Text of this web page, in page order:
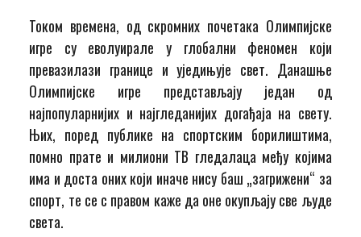
Током времена, од скромних почетака Олимпијске
игре су еволуирале у глобални феномен који
превазилази границе и уједињује свет. Данашње
Олимпијске игре представљају један од
најпопуларнијих и најгледанијих догађаја на свету.
Њих, поред публике на спортским борилиштима,
помно прате и милиони ТВ гледалаца међу којима
има и доста оних који иначе нису баш „загрижени“ за
спорт, те се с правом каже да оне окупљају све људе
света.